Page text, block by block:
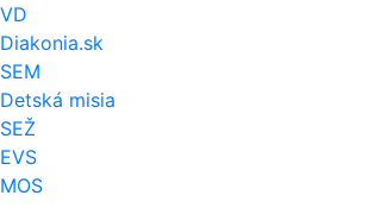
VD
Diakonia.sk
SEM
Detská misia
SEŽ
EVS
MOS